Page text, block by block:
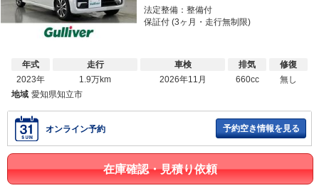
法定整備：整備付
保証付 (3ヶ月・走行無制限)
年式
2023年
走行
1.9万km
車検
2026年11月
排気
660cc
修復
無し
地域 愛知県知立市
オンライン予約 予約空き情報を見る
在庫確認・見積り依頼